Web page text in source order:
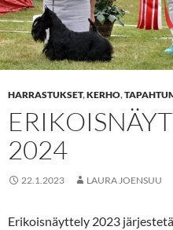
HARRASTUKSET,KERHO,
2024
22.1.2023 LAURA JOENSUU
Erikoisnäyttely 2023